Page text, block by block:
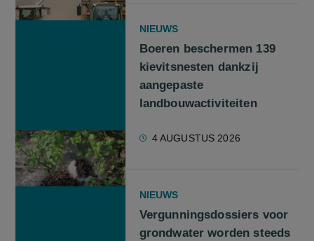
NIEUWS
Boeren beschermen 139
kievitsnesten dankzij
aangepaste
landbouwactiviteiten
4 AUGUSTUS 2026
NIEUWS
Vergunningsdossiers voor
grondwater worden steeds